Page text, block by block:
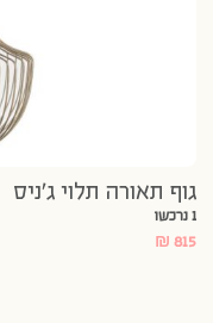
גוף תאורה תלוי ג’ניס
1 נרכשו
₪ 815